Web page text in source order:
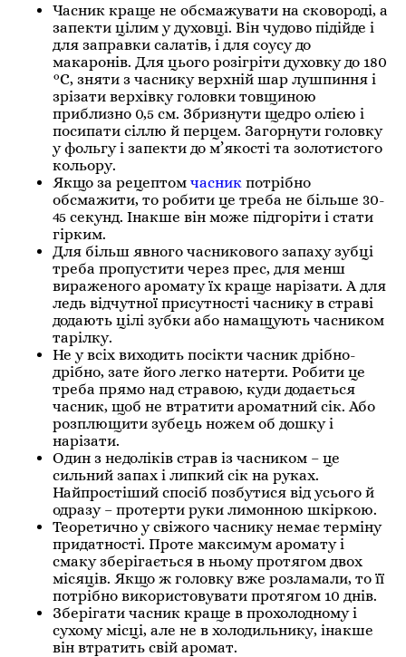
Часник краще не обсмажувати на сковороді, а
запекти цілим у духовці. Він чудово підійде і
для заправки салатів, і для соусу до
макаронів. Для цього розігріти духовку до 180
°С, зняти з часнику верхній шар лушпиння і
зрізати верхівку головки товщиною
приблизно 0,5 см. Збризнути щедро олією і
посипати сіллю й перцем. Загорнути головку
у фольгу і запекти до м’якості та золотистого
кольору.
Якщо за рецептом часник потрібно
обсмажити, то робити це треба не більше 30-
45 секунд. Інакше він може підгоріти і стати
гірким.
Для більш явного часникового запаху зубці
треба пропустити через прес, для менш
вираженого аромату їх краще нарізати. А для
ледь відчутної присутності часнику в страві
додають цілі зубки або намащують часником
тарілку.
Не у всіх виходить посікти часник дрібно-
дрібно, зате його легко натерти. Робити це
треба прямо над стравою, куди додається
часник, щоб не втратити ароматний сік. Або
розплющити зубець ножем об дошку і
нарізати.
Один з недоліків страв із часником – це
сильний запах і липкий сік на руках.
Найпростіший спосіб позбутися від усього й
одразу – протерти руки лимонною шкіркою.
Теоретично у свіжого часнику немає терміну
придатності. Проте максимум аромату і
смаку зберігається в ньому протягом двох
місяців. Якщо ж головку вже розламали, то її
потрібно використовувати протягом 10 днів.
Зберігати часник краще в прохолодному і
сухому місці, але не в холодильнику, інакше
він втратить свій аромат.